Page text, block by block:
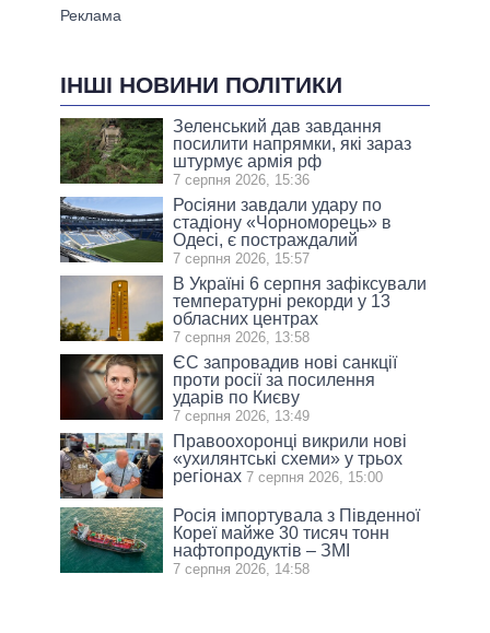
ІНШІ НОВИНИ ПОЛІТИКИ
Зеленський дав завдання
посилити напрямки, які зараз
штурмує армія рф
7 серпня 2026, 15:36
Росіяни завдали удару по
стадіону «Чорноморець» в
Одесі, є постраждалий
7 серпня 2026, 15:57
В Україні 6 серпня зафіксували
температурні рекорди у 13
обласних центрах
7 серпня 2026, 13:58
ЄС запровадив нові санкції
проти росії за посилення
ударів по Києву
7 серпня 2026, 13:49
Правоохоронці викрили нові
«ухилянтські схеми» у трьох
регіонах 7 серпня 2026, 15:00
Росія імпортувала з Південної
Кореї майже 30 тисяч тонн
нафтопродуктів – ЗМІ
7 серпня 2026, 14:58